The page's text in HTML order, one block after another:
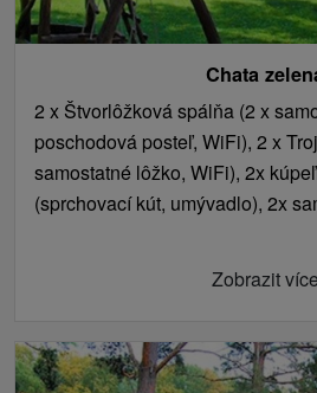
Chata
2 x Štvorlôžková spálňa (2 x
poschodová posteľ, WiFi), 2 x
samostatné lôžko, WiFi), 2x
(sprchovací kút, umývadlo), 2x
Zobrazit více